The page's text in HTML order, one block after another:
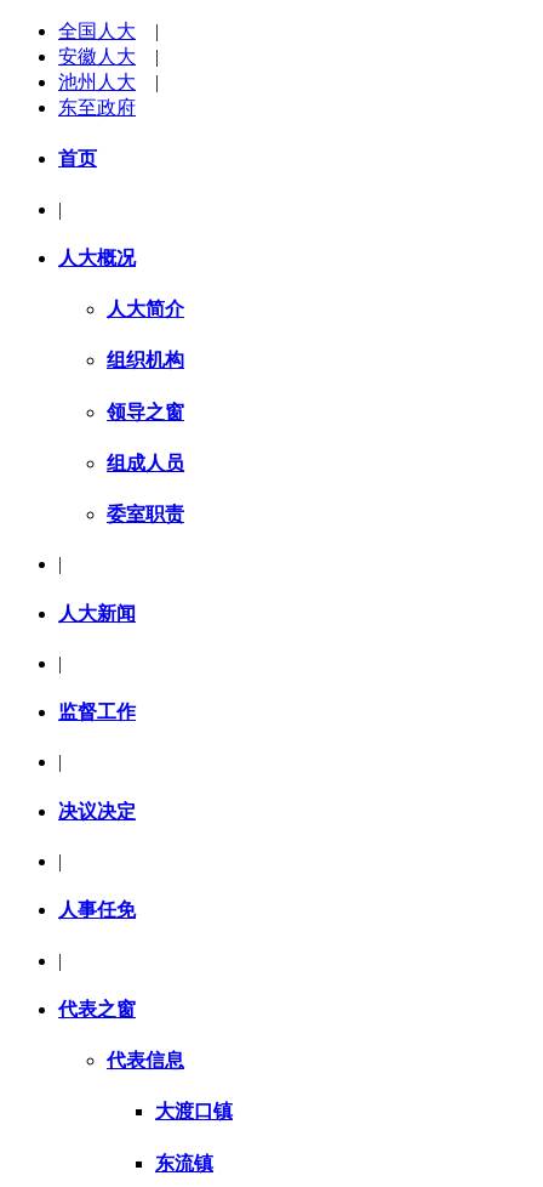
全国人大 |
安徽人大 |
池州人大 |
东至政府
首页
|
人大概况
人大简介
组织机构
领导之窗
组成人员
委室职责
|
人大新闻
|
监督工作
决议决定
|
人事任免
|
代表之窗
代表信息
大渡口镇
东流镇